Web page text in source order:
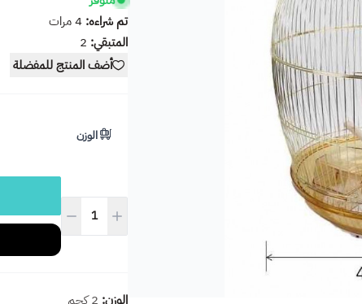
تم شراءه:4مرات
المتبقي: 2
أضف المنتج للمفضلة
الوزن
الوزن: 2 كجم